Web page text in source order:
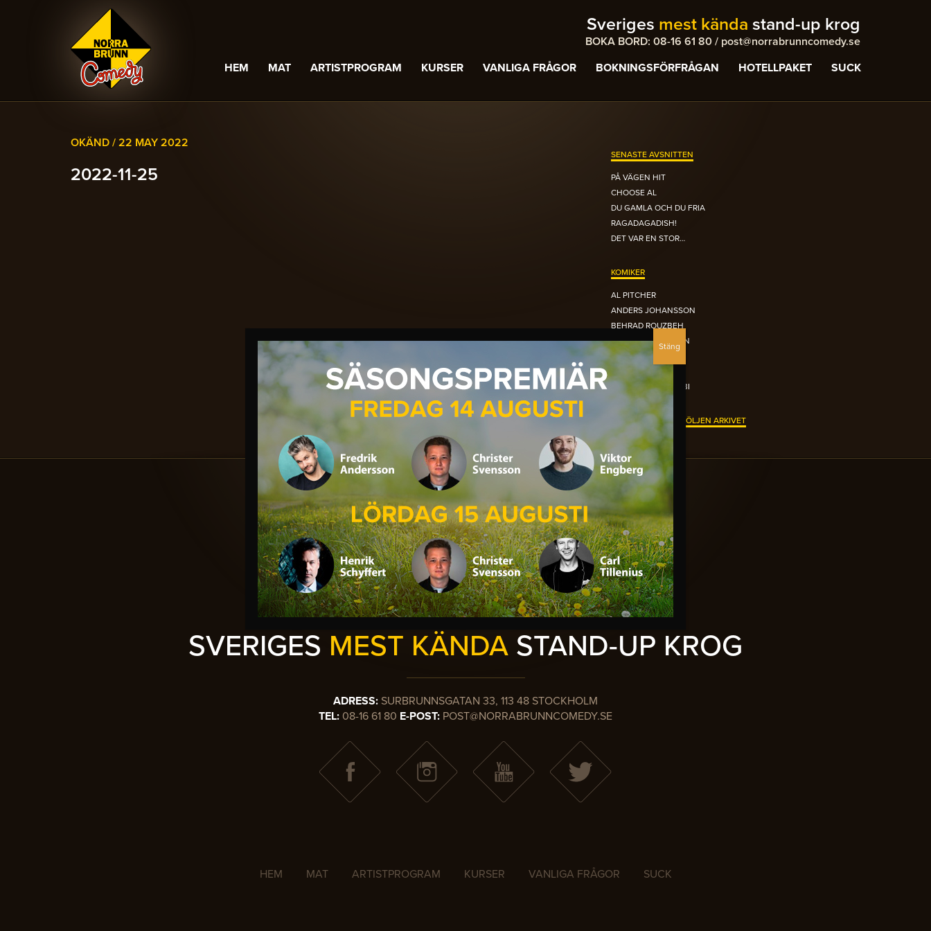
Sveriges mest kända stand-up krog
BOKA BORD: 08-16 61 80 / post@norrabrunncomedy.se
HEM
MAT ARTISTPROGRAM KURSER VANLIGA FRÅGOR BOKNINGSFÖRFRÅGAN HOTELLPAKET SUCK
OKÄND / 22 MAY 2022
2022-11-25
SENASTE AVSNITTEN
PÅ VÄGEN HIT
CHOOSE AL
DU GAMLA OCH DU FRIA
RAGADAGADISH!
DET VAR EN STOR…
KOMIKER
AL PITCHER
ANDERS JOHANSSON
BEHRAD ROUZBEH
NIKLAS ANDERSSON
NOUR EL-REFAI
PETTER BRISTAV
SIMON GARSHASEBI
DEN ORANGEA FÅTÖLJEN ARKIVET
OCTOBER 2015
SVERIGES MEST KÄNDA STAND-UP KROG
ADRESS: SURBRUNNSGATAN 33, 113 48 STOCKHOLM
TEL: 08-16 61 80 E-POST: POST@NORRABRUNNCOMEDY.SE
HEM MAT ARTISTPROGRAM KURSER VANLIGA FRÅGOR SUCK